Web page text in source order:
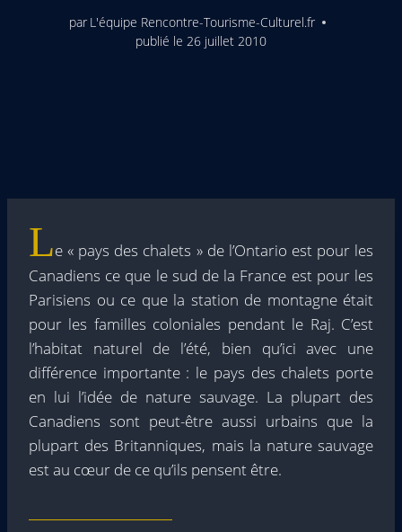
par L'équipe Rencontre-Tourisme-Culturel.fr
publié le 26 juillet 2010
Le « pays des chalets » de l’Ontario est pour les
Canadiens ce que le sud de la France est pour les
Parisiens ou ce que la station de montagne était
pour les familles coloniales pendant le Raj. C’est
l’habitat naturel de l’été, bien qu’ici avec une
différence importante : le pays des chalets porte
en lui l’idée de nature sauvage. La plupart des
Canadiens sont peut-être aussi urbains que la
plupart des Britanniques, mais la nature sauvage
est au cœur de ce qu’ils pensent être.